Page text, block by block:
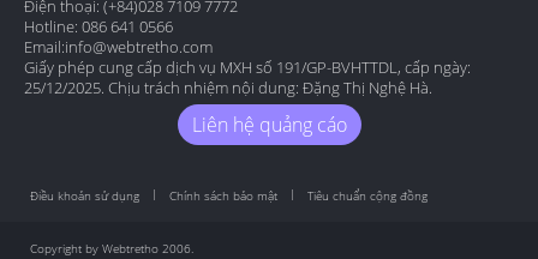
Điện thoại: (+84)028 7109 7772
Hotline: 086 641 0566
Email:info@webtretho.com
Giấy phép cung cấp dịch vụ MXH số 191/GP-BVHTTDL, cấp ngày:
25/12/2025. Chịu trách nhiệm nội dung: Đặng Thị Nghệ Hà.
Liên hệ quảng cáo
Copyright by Webtretho 2006.
Điều khoản sử dụng Chính sách bảo mật Tiêu chuẩn cộng đồng